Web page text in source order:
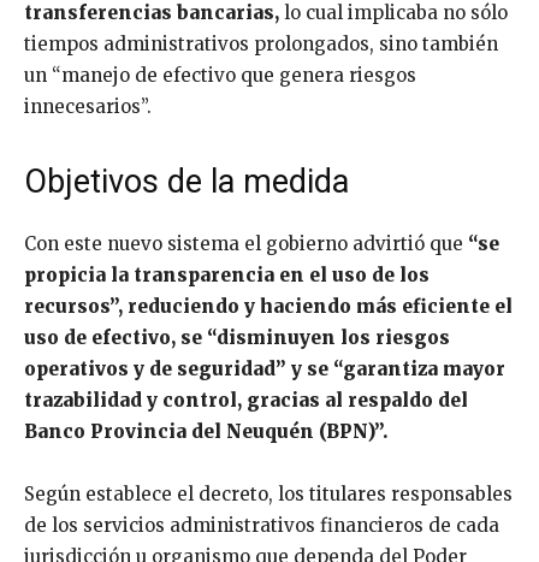
transferencias bancarias, lo cual implicaba no sólo
tiempos administrativos prolongados, sino también
un “manejo de efectivo que genera riesgos
innecesarios”.
Objetivos de la medida
Con este nuevo sistema el gobierno advirtió que “se
propicia la transparencia en el uso de los
recursos”, reduciendo y haciendo más eficiente el
uso de efectivo, se “disminuyen los riesgos
operativos y de seguridad” y se “garantiza mayor
trazabilidad y control, gracias al respaldo del
Banco Provincia del Neuquén (BPN)”.
Según establece el decreto, los titulares responsables
de los servicios administrativos financieros de cada
jurisdicción u organismo que dependa del Poder